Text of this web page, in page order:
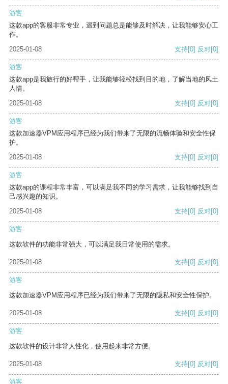
游客
这款app的客服非常专业，遇到问题总是能够及时解决，让我能够安心工
作。
2025-01-08
支持[0] 反对[0]
游客
这款app是我旅行的好帮手，让我能够轻松找到目的地，了解当地的风土
人情。
2025-01-08
支持[0] 反对[0]
游客
这款加速器VPM应用程序已经为我们带来了无限的流畅体验和安全性保
护。
2025-01-08
支持[0] 反对[0]
游客
这款app的课程非常丰富，可以满足我不同的学习需求，让我能够找到自
己感兴趣的知识。
2025-01-08
支持[0] 反对[0]
游客
这款软件的功能非常强大，可以满足我日常使用的需求。
2025-01-08 支持[0] 反对[0]
游客
这款加速器VPM应用程序已经为我们带来了无限的隐私和安全性保护。
2025-01-08 支持[0] 反对[0]
游客
这款软件的设计非常人性化，使用起来非常方便。
2025-01-08 支持[0] 反对[0]
游客